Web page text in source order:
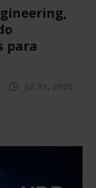
para
Jul 31, 2026